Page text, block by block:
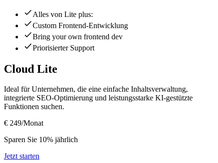
Alles von Lite plus:
Custom Frontend-Entwicklung
Bring your own frontend dev
Priorisierter Support
Cloud Lite
Ideal für Unternehmen, die eine einfache Inhaltsverwaltung,
integrierte SEO-Optimierung und leistungsstarke KI-gestützte
Funktionen suchen.
€ 249/Monat
Sparen Sie 10% jährlich
Jetzt starten